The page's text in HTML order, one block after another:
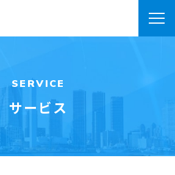
SERVICE
サービス